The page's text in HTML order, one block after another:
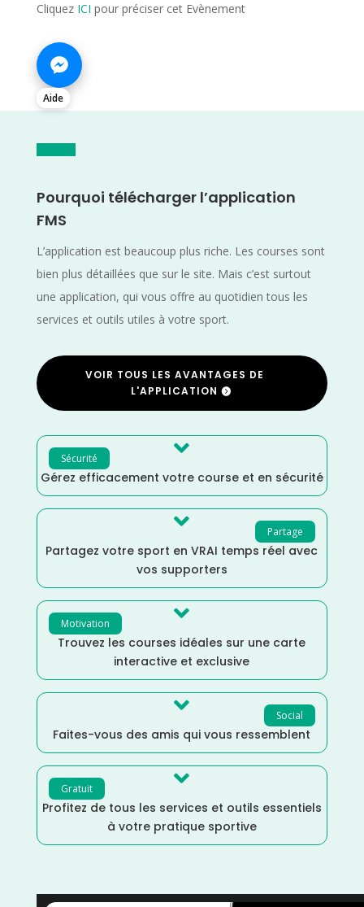
Cliquez ICI pour préciser cet Evènement
Aide
Pourquoi télécharger l’application
FMS
L’application est beaucoup plus riche. Les courses sont
bien plus détaillées que sur le site. Mais c’est surtout
une application, qui vous offre au quotidien tous les
services et outils utiles à votre sport.
VOIR TOUS LES AVANTAGES DE
L'APPLICATION
Sécurité 
Gérez efficacement votre course et en sécurité
Partage

Partagez votre sport en VRAI temps réel avec
vos supporters
Motivation 
Trouvez les courses idéales sur une carte
interactive et exclusive
Social

Faites-vous des amis qui vous ressemblent
Gratuit 
Profitez de tous les services et outils essentiels
à votre pratique sportive